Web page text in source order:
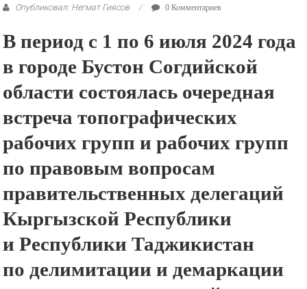
Опубликовал: Негмат Гиясов 0 Комментариев
В период с 1 по 6 июля 2024 года
в городе Бустон Согдийской
области состоялась очередная
встреча топографических
рабочих групп и рабочих групп
по правовым вопросам
правительственных делегаций
Кыргызской Республики
и Республики Таджикистан
по делимитации и демаркации